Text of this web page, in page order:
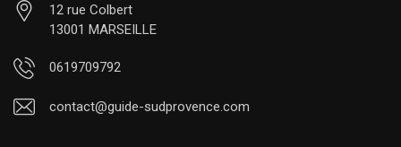
12 rue Colbert
13001 MARSEILLE
0619709792
contact@guide-sudprovence.com